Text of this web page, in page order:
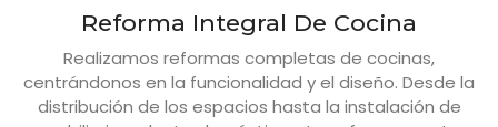
Reforma Integral De Cocina
Realizamos reformas completas de cocinas,
centrándonos en la funcionalidad y el diseño. Desde la
distribución de los espacios hasta la instalación de